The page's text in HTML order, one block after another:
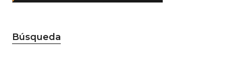
Búsqueda